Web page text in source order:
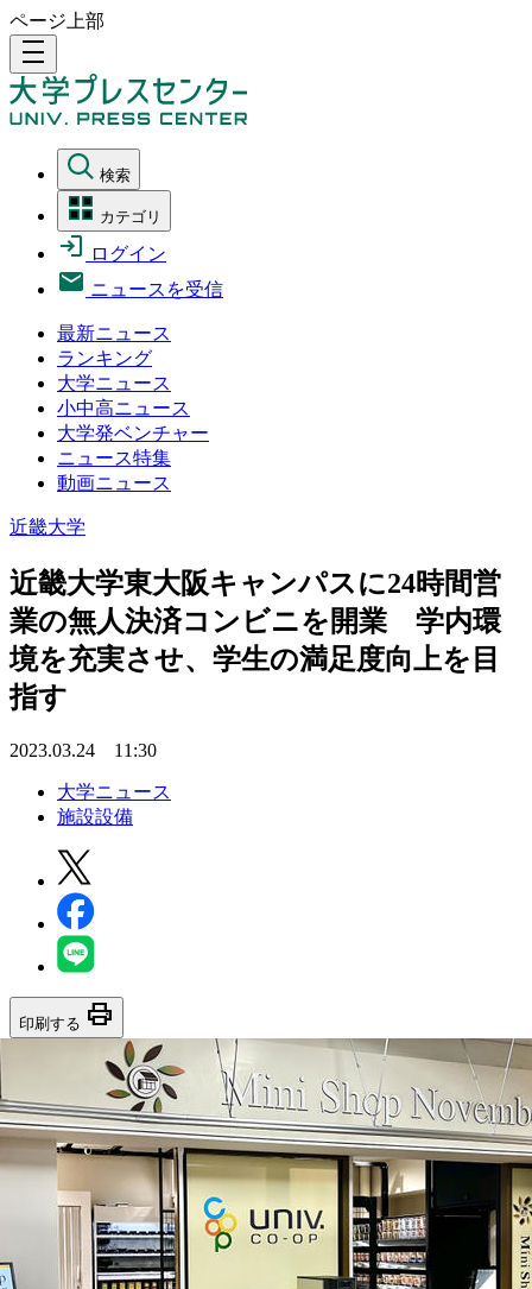
ページ上部
density_medium
検索
カテゴリ
ログイン
ニュースを受信
最新ニュース
ランキング
大学ニュース
小中高ニュース
大学発ベンチャー
ニュース特集
動画ニュース
近畿大学
近畿大学東大阪キャンパスに24時間営
業の無人決済コンビニを開業 学内環
境を充実させ、学生の満足度向上を目
指す
2023.03.24 11:30
大学ニュース
施設設備
印刷する print